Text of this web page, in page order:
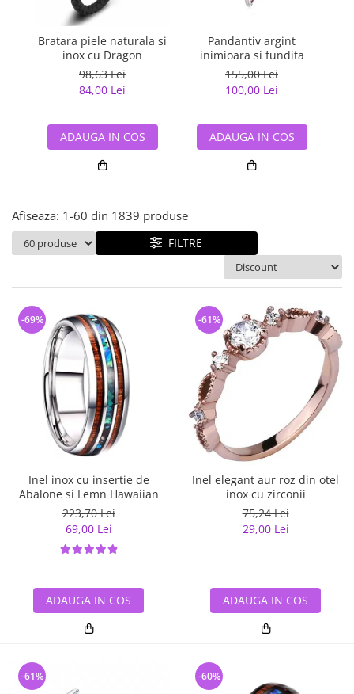
semipretioase
Bijuterii argint placat cu aur
Bijuterii argint cu diverse
Bijuterii de Lux
Bijuterii gotice si rock
Bijuterii Handmade
Bijuterii fantezie
Bijuterii tungsten
Solutii si lavete de curatare
bijuterii argint
Bratara piele naturala si
inox cu Dragon
98,63 Lei
84,00 Lei
ADAUGA IN COS
Pandantiv argint
inimioara si fundita
155,00 Lei
100,00 Lei
ADAUGA IN COS
Afiseaza: 1-60 din 1839 produse
FILTRE
Inel inox cu insertie de
Abalone si Lemn Hawaiian
223,70 Lei
69,00 Lei
-69%
ADAUGA IN COS
Inel elegant aur roz din otel
inox cu zirconii
75,24 Lei
29,00 Lei
-61%
ADAUGA IN COS
-61% -60%